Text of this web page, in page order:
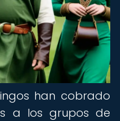
han cobrado
a los grupos de